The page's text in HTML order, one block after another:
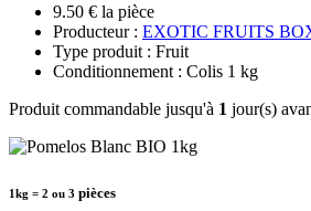
9.50 € la pièce
Producteur : EXOTIC FRUITS
Type produit : Fruit
Conditionnement : Colis 1 kg
Produit commandable jusqu'à 1 jour(s)
1kg = 2 ou 3 pièces